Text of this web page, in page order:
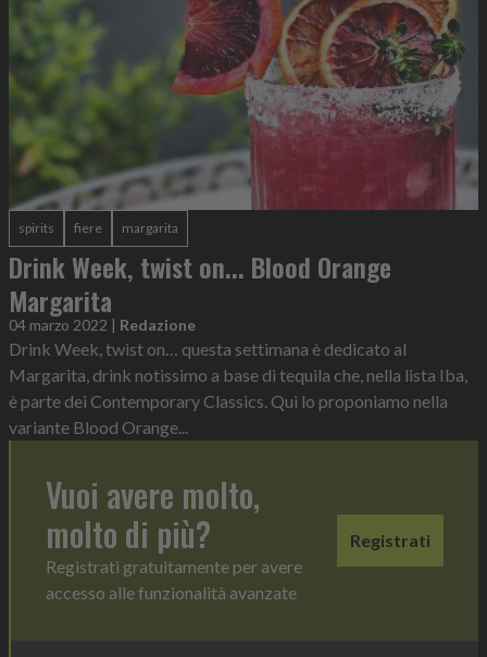
spirits fiere margarita
Drink Week, twist on... Blood Orange
Margarita
04 marzo 2022 | Redazione
Drink Week, twist on… questa settimana è dedicato al
Margarita, drink notissimo a base di tequila che, nella lista Iba,
è parte dei Contemporary Classics. Qui lo proponiamo nella
variante Blood Orange...
Vuoi avere molto,
molto di più?
Registrati gratuitamente per avere
accesso alle funzionalità avanzate
Registrati